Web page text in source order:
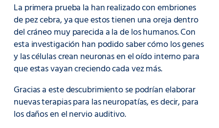
La primera prueba la han realizado con embriones
de pez cebra, ya que estos tienen una oreja dentro
del cráneo muy parecida a la de los humanos. Con
esta investigación han podido saber cómo los genes
y las células crean neuronas en el oído interno para
que estas vayan creciendo cada vez más.
Gracias a este descubrimiento se podrían elaborar
nuevas terapias para las neuropatías, es decir, para
los daños en el nervio auditivo.